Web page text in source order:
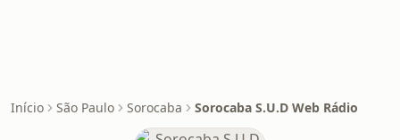
Início São Paulo Sorocaba Sorocaba S.U.D Web Rádio